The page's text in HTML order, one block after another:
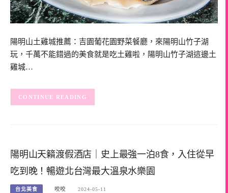
陽明山土雞城推薦：吉園葡花園野菜餐廳，來陽明山竹子湖
玩，千萬不能錯過的美食就是吃土雞啦，陽明山竹子湖這邊土
雞城…
CONTINUE READING
陽明山天籟渡假酒店｜史上最強一泊8食，入住從早
吃到晚！暢遊北台灣最大溫泉水樂園
台北美食 咬咬 2024-05-11